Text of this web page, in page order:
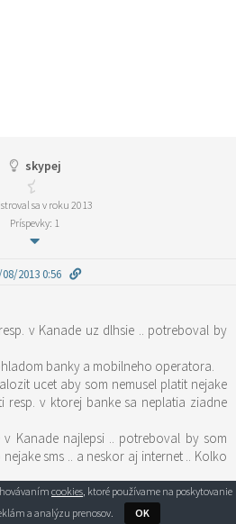
skypej
sa v roku 2013
Príspevky: 1
2013 0:56
v Kanade uz dlhsie .. potreboval by
banky a mobilneho operatora.
ucet aby som nemusel platit nejake
resp. v ktorej banke sa neplatia ziadne
Kanade najlepsi .. potreboval by som
sms .. a neskor aj internet .. Kolko
cookies, ktoré používame na poskytovanie
a analýzu prenosov.
OK